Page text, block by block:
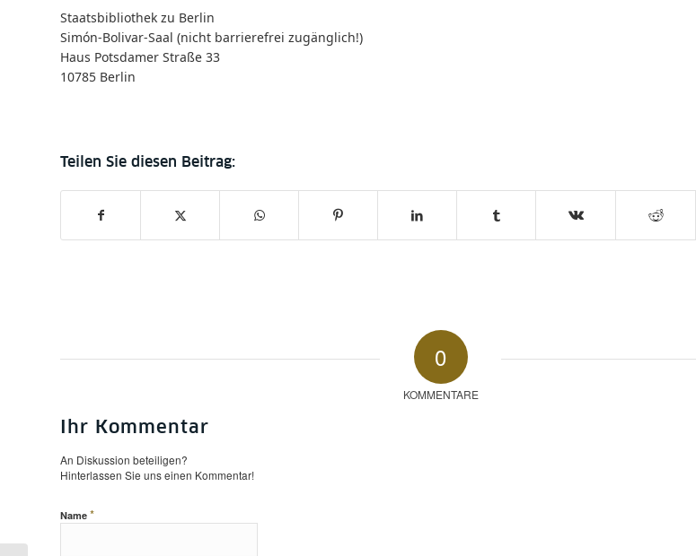
Staatsbibliothek zu Berlin
Simón-Bolivar-Saal (nicht barrierefrei zugänglich!)
Haus Potsdamer Straße 33
10785 Berlin
0
KOMMENTARE
Ihr Kommentar
An Diskussion beteiligen?
Hinterlassen Sie uns einen Kommentar!
Name *